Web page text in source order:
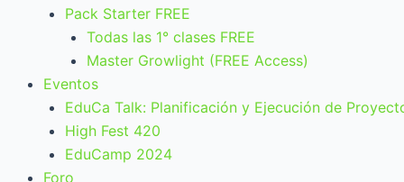
Pack Starter FREE
Todas las 1° clases FREE
Master Growlight (FREE Access)
Eventos
EduCa Talk: Planificación y Ejecución de
High Fest 420
EduCamp 2024
Foro